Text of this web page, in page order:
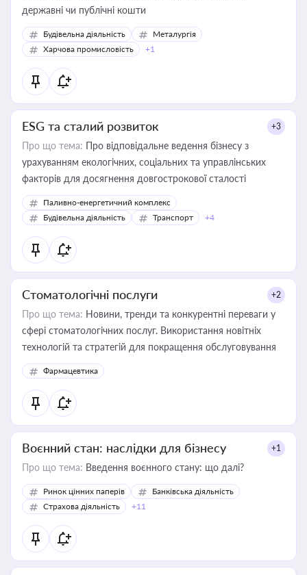
державні чи публічні кошти
Будівельна діяльність
Металургія
Харчова промисловість
+1
ESG та сталий розвиток +3
Про що тема: Про відповідальне ведення бізнесу з
урахуванням екологічних, соціальних та управлінських
факторів для досягнення довгострокової сталості
Паливно-енергетичний комплекс
Будівельна діяльність
Транспорт +4
Стоматологічні послуги +2
Про що тема: Новини, тренди та конкурентні переваги у
сфері стоматологічних послуг. Використання новітніх
технологій та стратегій для покращення обслуговування
Фармацевтика
Воєнний стан: наслідки для бізнесу +1
Про що тема: Введення воєнного стану: що далі?
Ринок цінних паперів
Банківська діяльність
Страхова діяльність
+11